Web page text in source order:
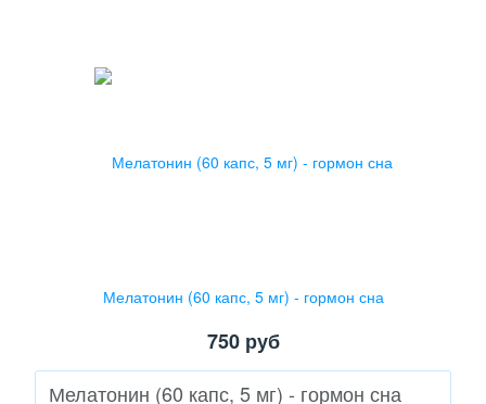
Мелатонин (60 капс, 5 мг) - гормон сна
750руб